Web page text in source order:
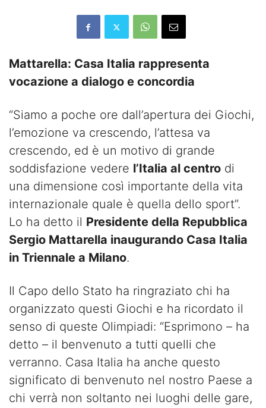
Mattarella: Casa Italia rappresenta
vocazione a dialogo e concordia
“Siamo a poche ore dall’apertura dei Giochi,
l’emozione va crescendo, l’attesa va
crescendo, ed è un motivo di grande
soddisfazione vedere l’Italia al centro di
una dimensione così importante della vita
internazionale quale è quella dello sport”.
Lo ha detto il Presidente della Repubblica
Sergio Mattarella inaugurando Casa Italia
in Triennale a Milano.
Il Capo dello Stato ha ringraziato chi ha
organizzato questi Giochi e ha ricordato il
senso di queste Olimpiadi: “Esprimono – ha
detto – il benvenuto a tutti quelli che
verranno. Casa Italia ha anche questo
significato di benvenuto nel nostro Paese a
chi verrà non soltanto nei luoghi delle gare,